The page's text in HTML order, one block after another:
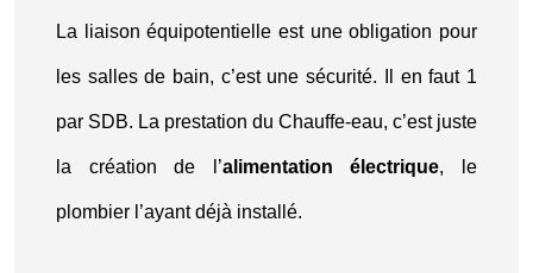
La liaison équipotentielle est une obligation pour
les salles de bain, c’est une sécurité. Il en faut 1
par SDB. La prestation du Chauffe-eau, c’est juste
la création de l’alimentation électrique, le
plombier l’ayant déjà installé.